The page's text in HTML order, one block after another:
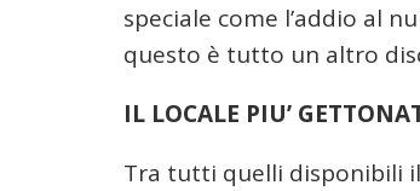
speciale come l’addio al
questo è tutto un altro
IL LOCALE PIU’
Tra tutti quelli disponibili